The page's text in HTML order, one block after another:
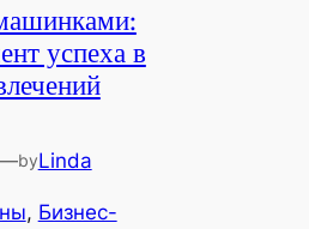
успеха в
byLinda
, Бизнес-